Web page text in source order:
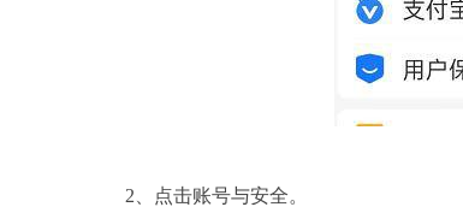
2、点击账号与安全。